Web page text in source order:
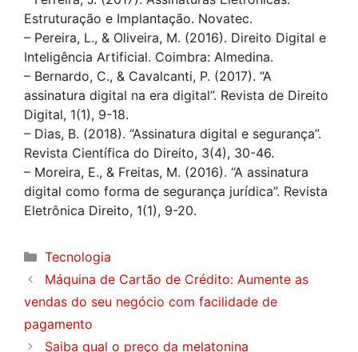
Estruturação e Implantação. Novatec.
– Pereira, L., & Oliveira, M. (2016). Direito Digital e
Inteligência Artificial. Coimbra: Almedina.
– Bernardo, C., & Cavalcanti, P. (2017). “A
assinatura digital na era digital”. Revista de Direito
Digital, 1(1), 9-18.
– Dias, B. (2018). “Assinatura digital e segurança”.
Revista Científica do Direito, 3(4), 30-46.
– Moreira, E., & Freitas, M. (2016). “A assinatura
digital como forma de segurança jurídica”. Revista
Eletrônica Direito, 1(1), 9-20.
Categorias
Tecnologia
Máquina de Cartão de Crédito: Aumente as
vendas do seu negócio com facilidade de
pagamento
Saiba qual o preço da melatonina